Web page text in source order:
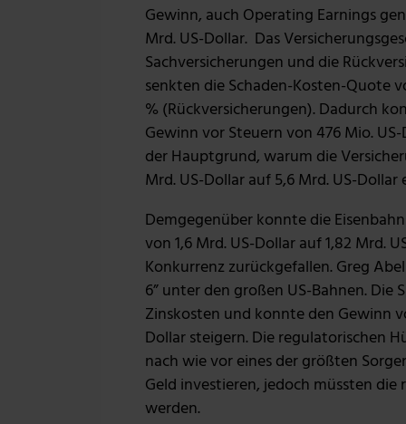
Gewinn, auch Operating Earnings
Mrd. US-Dollar. Das
Sachversicherungen und die
senkten die Schaden-Kosten-Quote
% (Rückversicherungen). Dadurch
Gewinn vor Steuern von 476 Mio.
der Hauptgrund, warum die
Mrd. US-Dollar auf 5,6 Mrd. US-
Demgegenüber konnte die
von 1,6 Mrd. US-Dollar auf 1,82 Mrd.
Konkurrenz zurückgefallen. Greg
6” unter den großen US-Bahnen.
Zinskosten und konnte den Gewinn
Dollar steigern. Die regulatorischen
nach wie vor eines der größten
Geld investieren, jedoch müssten
werden.